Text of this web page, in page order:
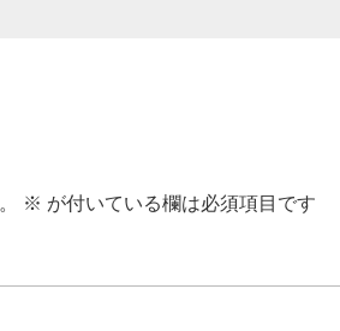
※ が付いている欄は必須項目です